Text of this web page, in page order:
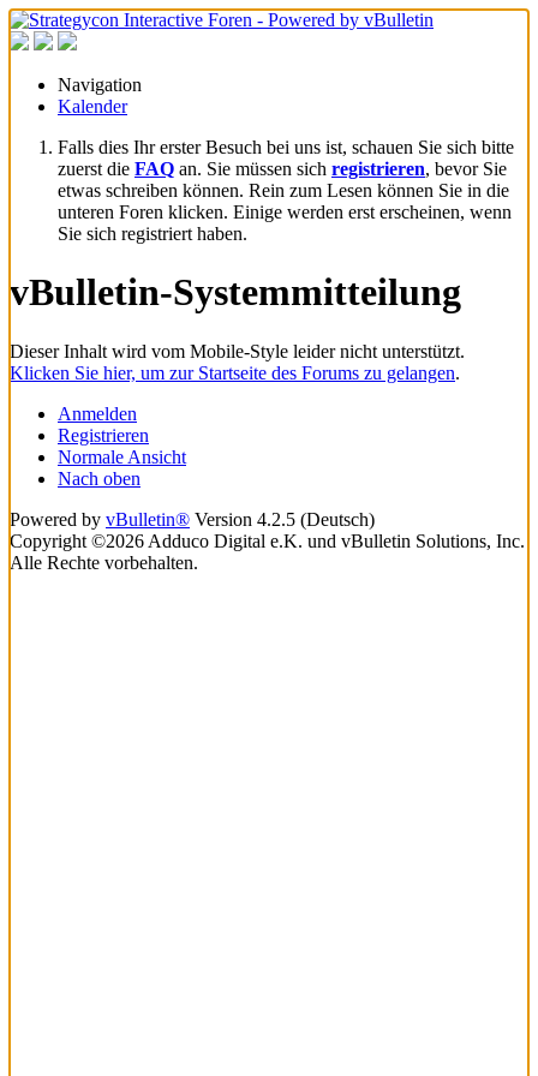
Navigation
Kalender
Falls dies Ihr erster Besuch bei uns ist, schauen Sie sich bitte
zuerst die FAQ an. Sie müssen sich registrieren, bevor Sie
etwas schreiben können. Rein zum Lesen können Sie in die
unteren Foren klicken. Einige werden erst erscheinen, wenn
Sie sich registriert haben.
vBulletin-Systemmitteilung
Dieser Inhalt wird vom Mobile-Style leider nicht unterstützt.
Klicken Sie hier, um zur Startseite des Forums zu gelangen.
Anmelden
Registrieren
Normale Ansicht
Nach oben
Powered by vBulletin® Version 4.2.5 (Deutsch)
Copyright ©2026 Adduco Digital e.K. und vBulletin Solutions, Inc.
Alle Rechte vorbehalten.